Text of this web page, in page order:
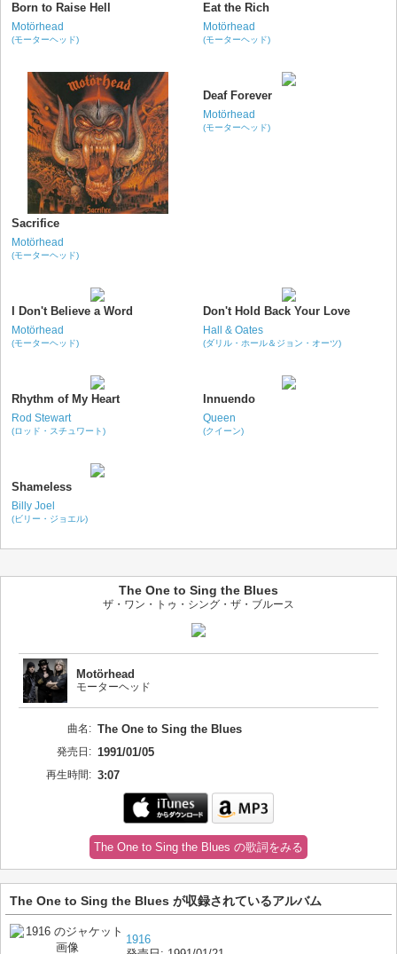
Born to Raise Hell
Motörhead
(モーターヘッド)
Eat the Rich
Motörhead
(モーターヘッド)
Sacrifice
Motörhead
(モーターヘッド)
Deaf Forever
Motörhead
(モーターヘッド)
I Don't Believe a Word
Motörhead
(モーターヘッド)
Don't Hold Back Your Love
Hall & Oates
(ダリル・ホール＆ジョン・オーツ)
Rhythm of My Heart
Rod Stewart
(ロッド・スチュワート)
Innuendo
Queen
(クイーン)
Shameless
Billy Joel
(ビリー・ジョエル)
The One to Sing the Blues
ザ・ワン・トゥ・シング・ザ・ブルース
Motörhead
モーターヘッド
曲名: The One to Sing the Blues
発売日: 1991/01/05
再生時間: 3:07
The One to Sing the Blues の歌詞をみる
The One to Sing the Blues が収録されているアルバム
1916